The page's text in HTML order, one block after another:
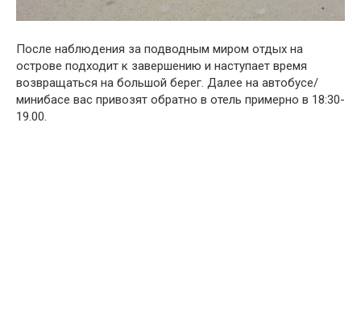
После наблюдения за подводным миром отдых на
острове подходит к завершению и наступает время
возвращаться на большой берег. Далее на автобусе/
минибасе вас привозят обратно в отель примерно в 18:30-
19.00.